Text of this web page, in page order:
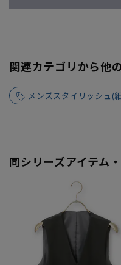
関連カテゴリから他
メンズスタイリッシュ(
同シリーズアイテム